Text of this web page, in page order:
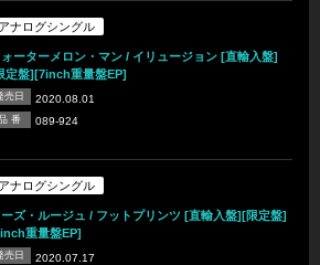
アナログシングル
ォーターメロン・マン / イリュージョン [直輸入盤]
定盤][7inch重量盤EP]
売日 2020.08.01
番 089-924
アナログシングル
ーズ・ルージュ / フットプリンツ [直輸入盤][限定盤]
重量盤EP]
売日 2020.07.17